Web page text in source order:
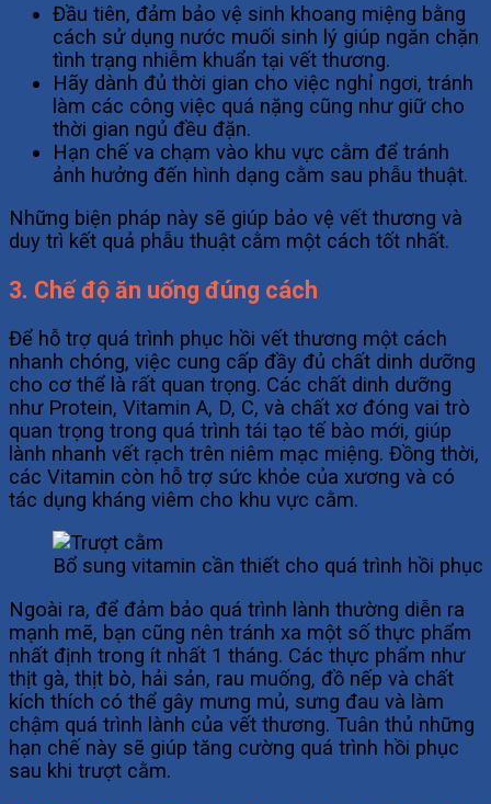
Đầu tiên, đảm bảo vệ sinh khoang miệng bằng
cách sử dụng nước muối sinh lý giúp ngăn chặn
tình trạng nhiễm khuẩn tại vết thương.
Hãy dành đủ thời gian cho việc nghỉ ngơi, tránh
làm các công việc quá nặng cũng như giữ cho
thời gian ngủ đều đặn.
Hạn chế va chạm vào khu vực cằm để tránh
ảnh hưởng đến hình dạng cằm sau phẫu thuật.
Những biện pháp này sẽ giúp bảo vệ vết thương và
duy trì kết quả phẫu thuật cằm một cách tốt nhất.
3. Chế độ ăn uống đúng cách
Để hỗ trợ quá trình phục hồi vết thương một cách
nhanh chóng, việc cung cấp đầy đủ chất dinh dưỡng
cho cơ thể là rất quan trọng. Các chất dinh dưỡng
như Protein, Vitamin A, D, C, và chất xơ đóng vai trò
quan trọng trong quá trình tái tạo tế bào mới, giúp
lành nhanh vết rạch trên niêm mạc miệng. Đồng thời,
các Vitamin còn hỗ trợ sức khỏe của xương và có
tác dụng kháng viêm cho khu vực cằm.
Bổ sung vitamin cần thiết cho quá trình hồi phục
Ngoài ra, để đảm bảo quá trình lành thường diễn ra
mạnh mẽ, bạn cũng nên tránh xa một số thực phẩm
nhất định trong ít nhất 1 tháng. Các thực phẩm như
thịt gà, thịt bò, hải sản, rau muống, đồ nếp và chất
kích thích có thể gây mưng mủ, sưng đau và làm
chậm quá trình lành của vết thương. Tuân thủ những
hạn chế này sẽ giúp tăng cường quá trình hồi phục
sau khi trượt cằm.